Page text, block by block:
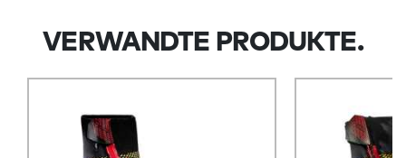
VERWANDTE PRODUKTE.